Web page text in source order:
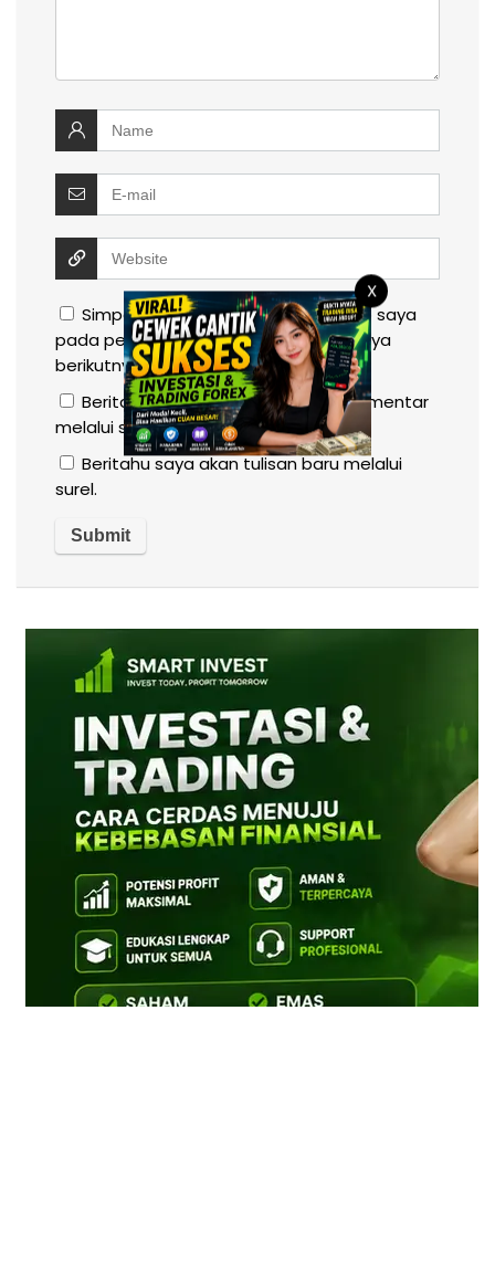
Simpan nama, email, dan situs web saya
pada peramban ini untuk komentar saya
berikutnya.
Beritahu saya akan tindak lanjut komentar
melalui surel.
Beritahu saya akan tulisan baru melalui
surel.
X